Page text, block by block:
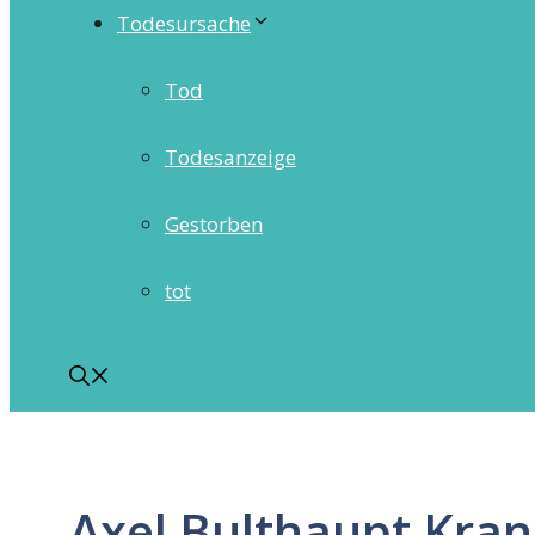
Todesursache
Tod
Todesanzeige
Gestorben
tot